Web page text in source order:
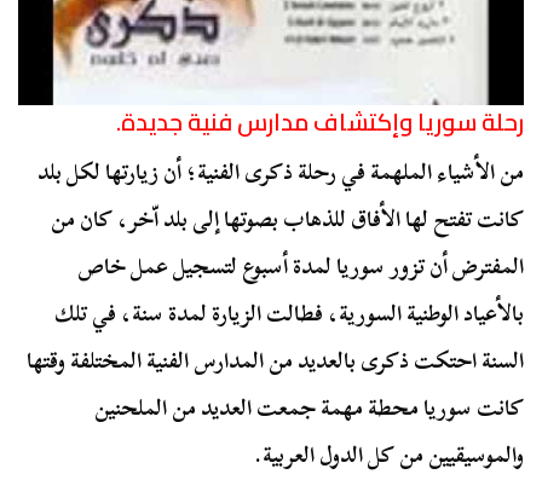
رحلة سوريا وإكتشاف مدارس فنية جديدة.
من الأشياء الملهمة في رحلة ذكرى الفنية؛ أن زيارتها لكل بلد
كانت تفتح لها الأفاق للذهاب بصوتها إلى بلد اّخر، كان من
المفترض أن تزور سوريا لمدة أسبوع لتسجيل عمل خاص
بالأعياد الوطنية السورية، فطالت الزيارة لمدة سنة، في تلك
السنة احتكت ذكرى بالعديد من المدارس الفنية المختلفة وقتها
كانت سوريا محطة مهمة جمعت العديد من الملحنين
والموسيقيين من كل الدول العربية.